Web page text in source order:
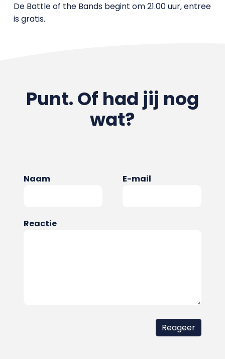
De Battle of the Bands begint om 21.00 uur, entree
is gratis.
Punt. Of had jij nog
wat?
Naam E-mail
Reactie